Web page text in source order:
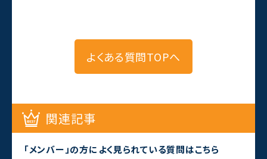
よくある質問TOPへ
関連記事
「メンバー」の方によく見られている質問はこちら